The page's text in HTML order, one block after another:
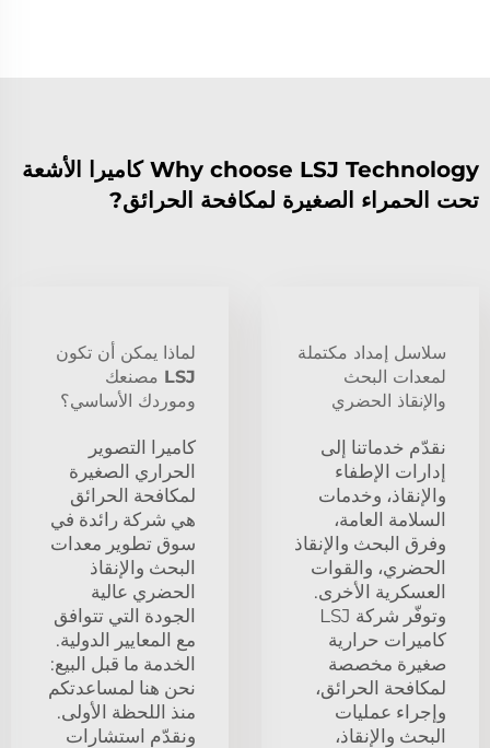
Why choose LSJ Technology كاميرا الأشعة
تحت الحمراء الصغيرة لمكافحة الحرائق?
سلاسل إمداد مكتملة
لمعدات البحث
والإنقاذ الحضري
نقدّم خدماتنا إلى
إدارات الإطفاء
والإنقاذ، وخدمات
السلامة العامة،
وفرق البحث والإنقاذ
الحضري، والقوات
العسكرية الأخرى.
وتوفّر شركة LSJ
كاميرات حرارية
صغيرة مخصصة
لمكافحة الحرائق،
وإجراء عمليات
البحث والإنقاذ،
لماذا يمكن أن تكون
LSJ مصنعك
وموردك الأساسي؟
كاميرا التصوير
الحراري الصغيرة
لمكافحة الحرائق
هي شركة رائدة في
سوق تطوير معدات
البحث والإنقاذ
الحضري عالية
الجودة التي تتوافق
مع المعايير الدولية.
الخدمة ما قبل البيع:
نحن هنا لمساعدتكم
منذ اللحظة الأولى.
ونقدّم استشارات